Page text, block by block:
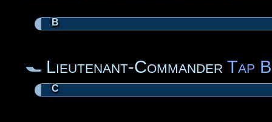
B
Lieutenant-Commander Tap
C